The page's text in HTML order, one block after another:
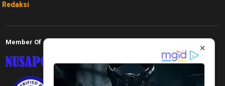
Redaksi
Member Of
×